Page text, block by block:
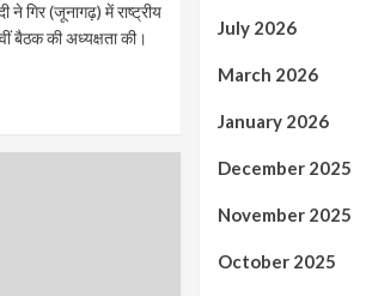
ने गिर (जूनागढ़) में राष्ट्रीय
बैठक की अध्यक्षता की।
July 2026
March 2026
January 2026
December 2025
November 2025
October 2025